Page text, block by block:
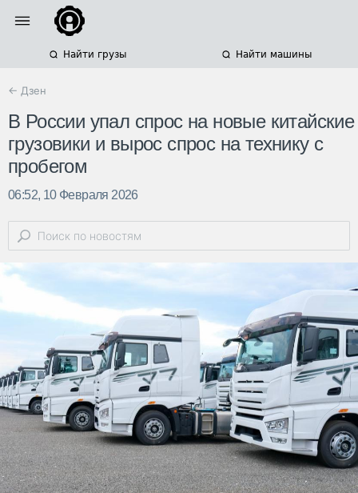
Найти грузы Найти машины
← Дзен
В России упал спрос на новые китайские
грузовики и вырос спрос на технику с
пробегом
06:52, 10 Февраля 2026